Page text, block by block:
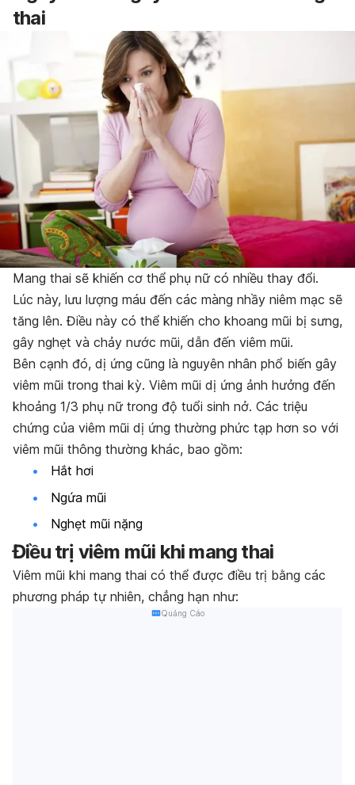
thai
Mang thai sẽ khiến cơ thể phụ nữ có nhiều thay đổi.
Lúc này, lưu lượng máu đến các màng nhầy niêm mạc sẽ
tăng lên. Điều này có thể khiến cho khoang mũi bị sưng,
gây nghẹt và chảy nước mũi, dẫn đến viêm mũi.
Bên cạnh đó, dị ứng cũng là nguyên nhân phổ biến gây
viêm mũi trong thai kỳ. Viêm mũi dị ứng ảnh hưởng đến
khoảng 1/3 phụ nữ trong độ tuổi sinh nở. Các triệu
chứng của viêm mũi dị ứng thường phức tạp hơn so với
viêm mũi thông thường khác, bao gồm:
Hắt hơi
Ngứa mũi
Nghẹt mũi nặng
Điều trị viêm mũi khi mang thai
Viêm mũi khi mang thai có thể được điều trị bằng các
phương pháp tự nhiên, chẳng hạn như:
Quảng Cáo